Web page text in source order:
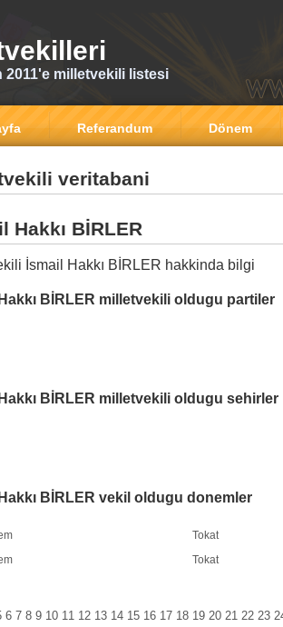
2011'e milletvekili listesi
Referandum Dönem
veritabani
Hakkı BİRLER
İsmail Hakkı BİRLER hakkinda bilgi
BİRLER milletvekili oldugu partiler
BİRLER milletvekili oldugu sehirler
BİRLER vekil oldugu donemler
Tokat
Tokat
6 7 8 9 10 11 12 13 14 15 16 17 18 19 20 21 22 23